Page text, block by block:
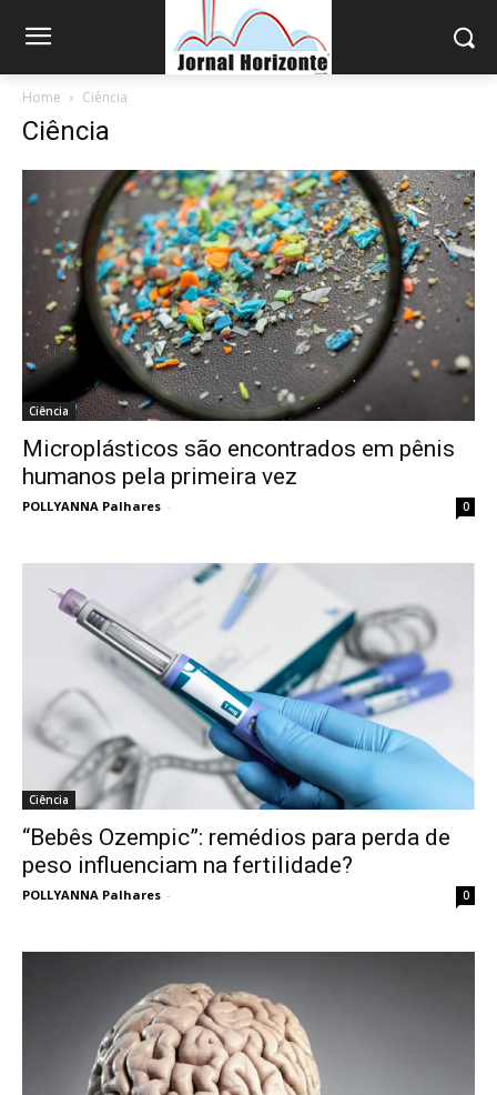
Home Ciência
Ciência
Ciência
Microplásticos são encontrados em pênis
humanos pela primeira vez
POLLYANNA Palhares - 0
Ciência
“Bebês Ozempic”: remédios para perda de
peso influenciam na fertilidade?
POLLYANNA Palhares - 0